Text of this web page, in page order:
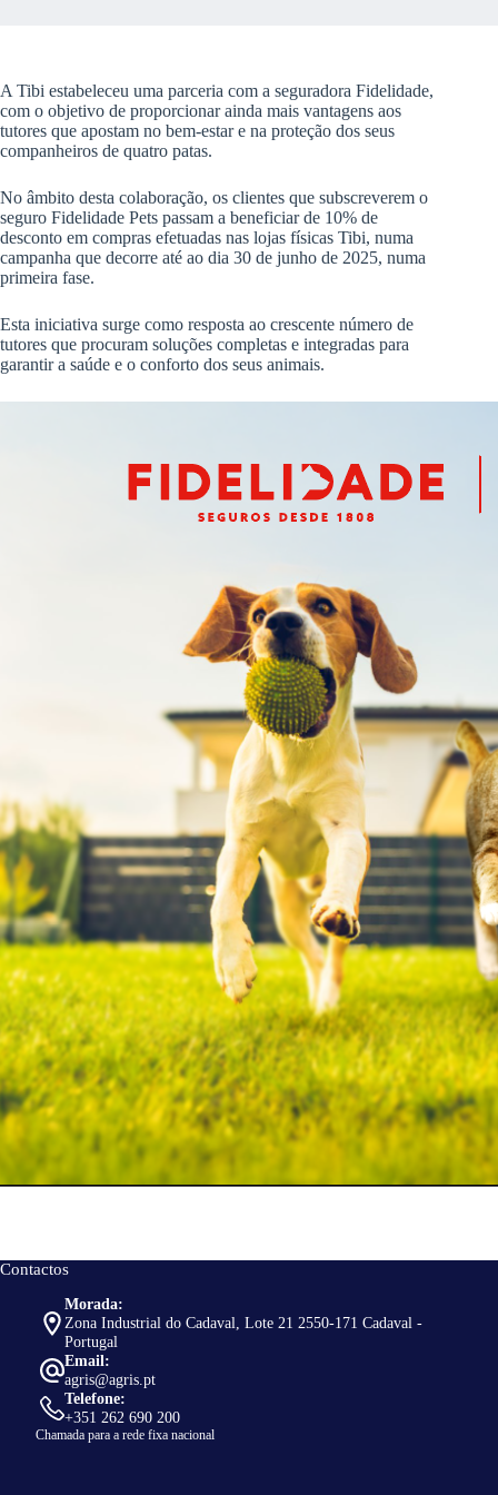
A Tibi estabeleceu uma parceria com a seguradora Fidelidade,
com o objetivo de proporcionar ainda mais vantagens aos
tutores que apostam no bem-estar e na proteção dos seus
companheiros de quatro patas.
No âmbito desta colaboração, os clientes que subscreverem o
seguro Fidelidade Pets passam a beneficiar de 10% de
desconto em compras efetuadas nas lojas físicas Tibi, numa
campanha que decorre até ao dia 30 de junho de 2025, numa
primeira fase.
Esta iniciativa surge como resposta ao crescente número de
tutores que procuram soluções completas e integradas para
garantir a saúde e o conforto dos seus animais.
Contactos
Morada:
Zona Industrial do Cadaval, Lote 21 2550-171 Cadaval -
Portugal
Email:
agris@agris.pt
Telefone:
+351 262 690 200
Chamada para a rede fixa nacional